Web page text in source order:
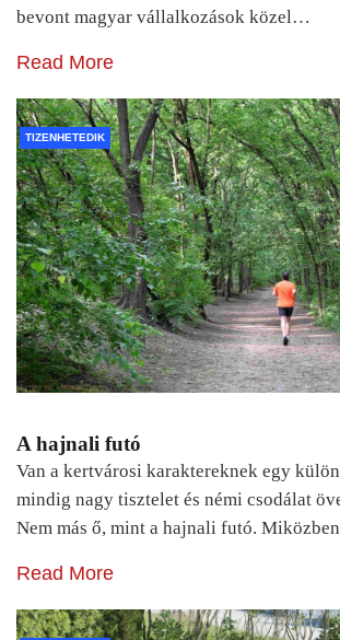
bevont magyar vállalkozások közel…
Read More
TIZENHETEDIK
A hajnali futó
Van a kertvárosi karaktereknek egy
mindig nagy tisztelet és némi csodálat
Nem más ő, mint a hajnali futó.
Read More